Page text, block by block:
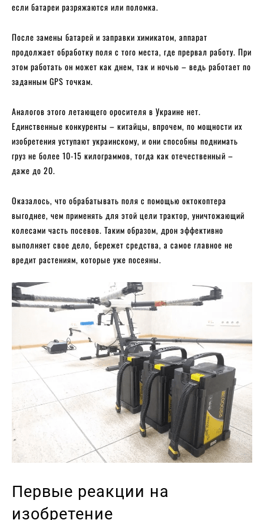
если батареи разряжаются или поломка.
После замены батарей и заправки химикатом, аппарат
продолжает обработку поля с того места, где прервал работу. При
этом работать он может как днем, так и ночью – ведь работает по
заданным GPS точкам.
Аналогов этого летающего оросителя в Украине нет.
Единственные конкуренты – китайцы, впрочем, по мощности их
изобретения уступают украинскому, и они способны поднимать
груз не более 10-15 килограммов, тогда как отечественный –
даже до 20.
Оказалось, что обрабатывать поля с помощью октокоптера
выгоднее, чем применять для этой цели трактор, уничтожающий
колесами часть посевов. Таким образом, дрон эффективно
выполняет свое дело, бережет средства, а самое главное не
вредит растениям, которые уже посеяны.
Первые реакции на
изобретение